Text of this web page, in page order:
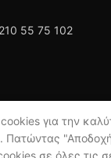
55 75 102
για την
Πατώντας
σε όλες τις